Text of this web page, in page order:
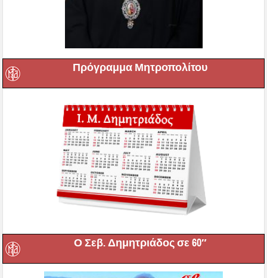
Πρόγραμμα Μητροπολίτου
Ο Σεβ. Δημητριάδος σε 60″